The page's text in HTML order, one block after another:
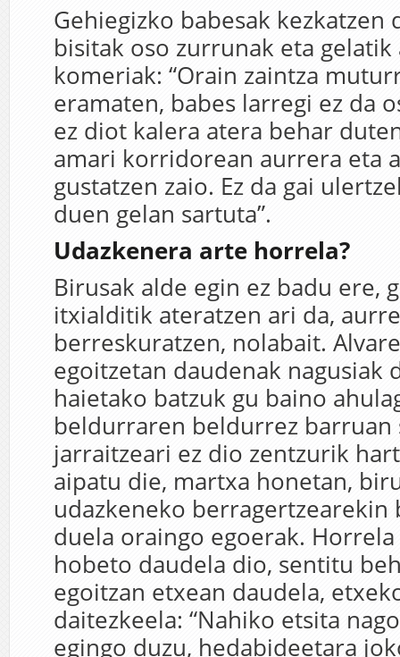
Gehiegizko babesak kezkatzen
bisitak oso zurrunak eta
komeriak: “Orain zaintza
eramaten, babes larregi ez da
ez diot kalera atera behar
amari korridorean aurrera eta
gustatzen zaio. Ez da gai
duen gelan sartuta”.
Udazkenera arte horrela?
Birusak alde egin ez badu ere,
itxialditik ateratzen ari da,
berreskuratzen, nolabait.
egoitzetan daudenak nagusiak
haietako batzuk gu baino
beldurraren beldurrez barruan
jarraitzeari ez dio zentzurik
aipatu die, martxa honetan,
udazkeneko berragertzearekin
duela oraingo egoerak.
hobeto daudela dio, sentitu
egoitzan etxean daudela,
daitezkeela: “Nahiko etsita
egingo duzu, hedabideetara